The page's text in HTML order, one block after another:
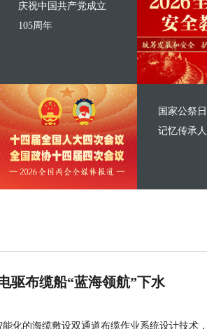
庆祝中国共产党成立
105周年
国家公祭
记忆传承人
驱布缆船“蓝海领航”下水
化的海缆敷设双通道布缆作业系统设计技术